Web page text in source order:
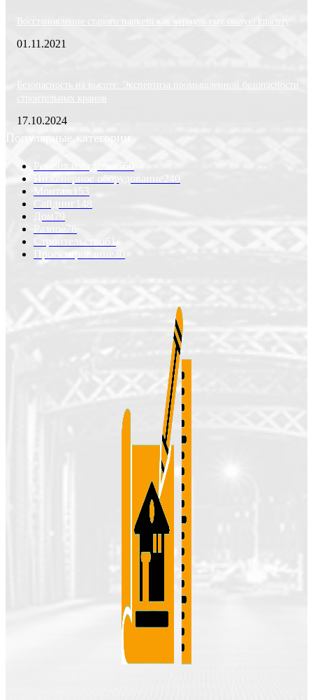
Восстановление старого паркета как вернуть ему былую красоту
01.11.2021
Безопасность на высоте: Экспертиза промышленной безопасности
строительных кранов
17.10.2024
Популярные категории
Ремонт и отделка
Инженерное оборудование
240
Монтаж
153
Сайдинг
148
Дом 79
Разное 76
Строительство
Проектирование